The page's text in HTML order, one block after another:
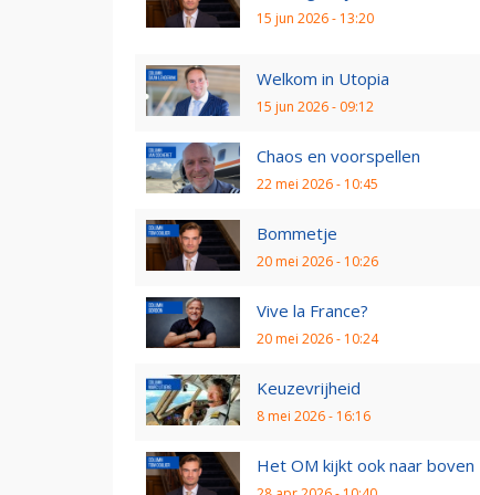
15 jun 2026 - 13:20
Welkom in Utopia
15 jun 2026 - 09:12
Chaos en voorspellen
22 mei 2026 - 10:45
Bommetje
20 mei 2026 - 10:26
Vive la France?
20 mei 2026 - 10:24
Keuzevrijheid
8 mei 2026 - 16:16
Het OM kijkt ook naar boven